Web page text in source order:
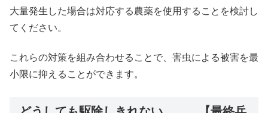
大量発生した場合は対応する農薬を使用することを検討し
てください。
これらの対策を組み合わせることで、害虫による被害を最
小限に抑えることができます。